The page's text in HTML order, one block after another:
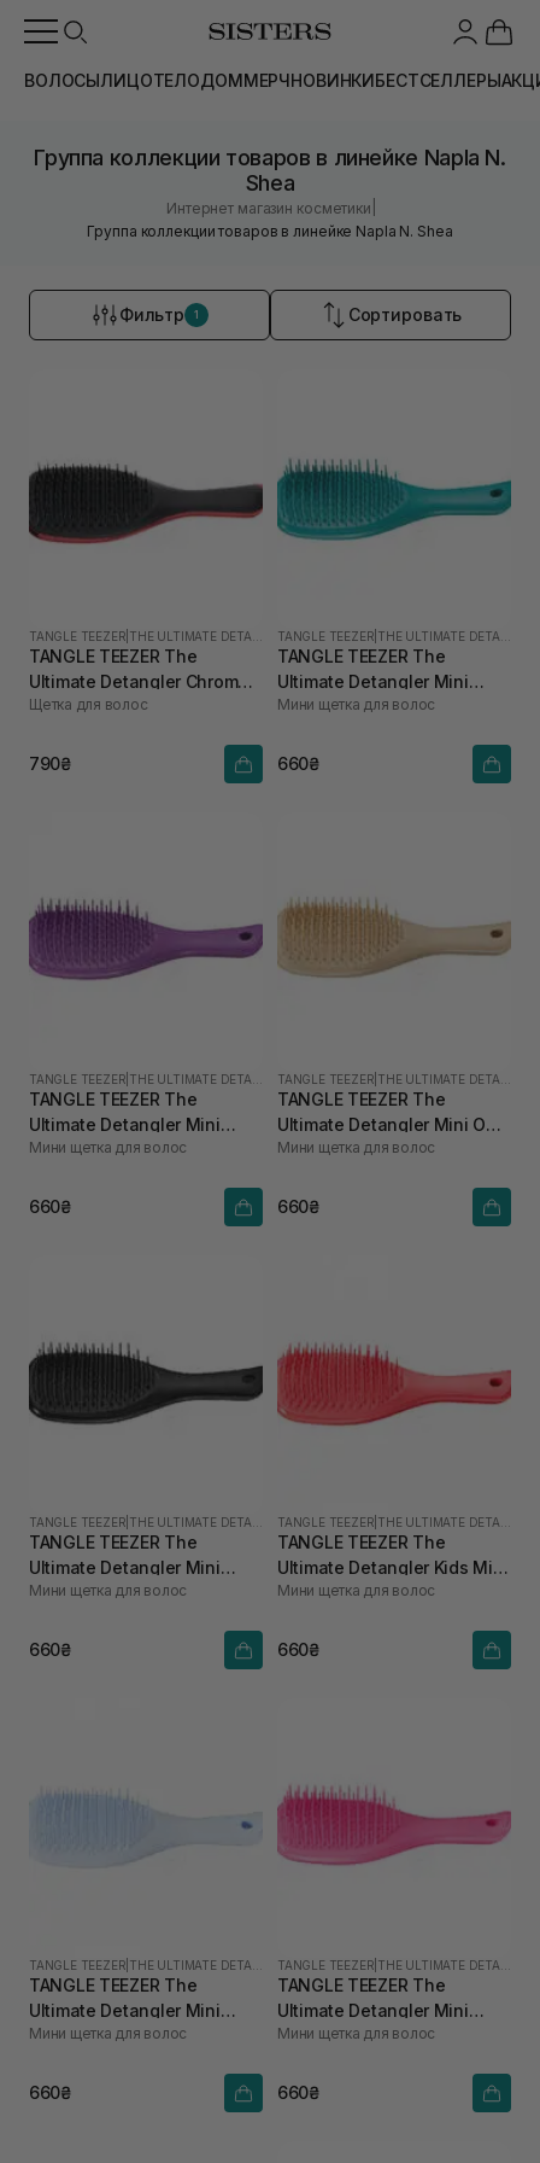
ВОЛОСЫЛИЦОТЕЛОДОММЕРЧНОВИНКИБЕСТСЕЛЛЕРЫ
Группа коллекции товаров в линейке Napla N.
Shea
Интернет магазин косметики
Группа коллекции товаров в линейке Napla N. Shea
Фильтр 1 Сортировать
TANGLE TEEZER
TANGLE TEEZER The
Ultimate Detangler Chrome
Mini The Devil Wears Prada
Щетка для волос
790₴
TANGLE TEEZER
TANGLE TEEZER The
Ultimate Detangler Mini
Transformative Teal
Мини щетка для волос
660₴
TANGLE TEEZER
TANGLE TEEZER The
Ultimate Detangler Mini
Fresh Purple
Мини щетка для волос
660₴
TANGLE TEEZER
TANGLE TEEZER The
Ultimate Detangler Mini Oat
Cream
Мини щетка для волос
660₴
TANGLE TEEZER
TANGLE TEEZER The
Ultimate Detangler Mini
Liquorice Black
Мини щетка для волос
660₴
TANGLE TEEZER
TANGLE TEEZER The
Ultimate Detangler Kids Mini
Pink Punch
Мини щетка для волос
660₴
TANGLE TEEZER
TANGLE TEEZER The
Ultimate Detangler Mini
Digital Lavender
Мини щетка для волос
660₴
TANGLE TEEZER
TANGLE TEEZER The
Ultimate Detangler Mini
Runway Pink
Мини щетка для волос
660₴